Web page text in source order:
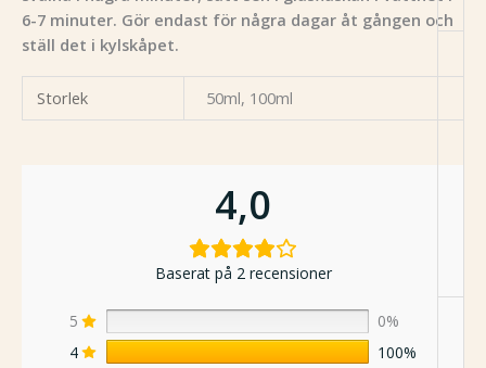
6-7 minuter. Gör endast för några dagar åt gången och
ställ det i kylskåpet.
Storlek 50ml, 100ml
4,0
Baserat på 2 recensioner
5
0%
4
100%